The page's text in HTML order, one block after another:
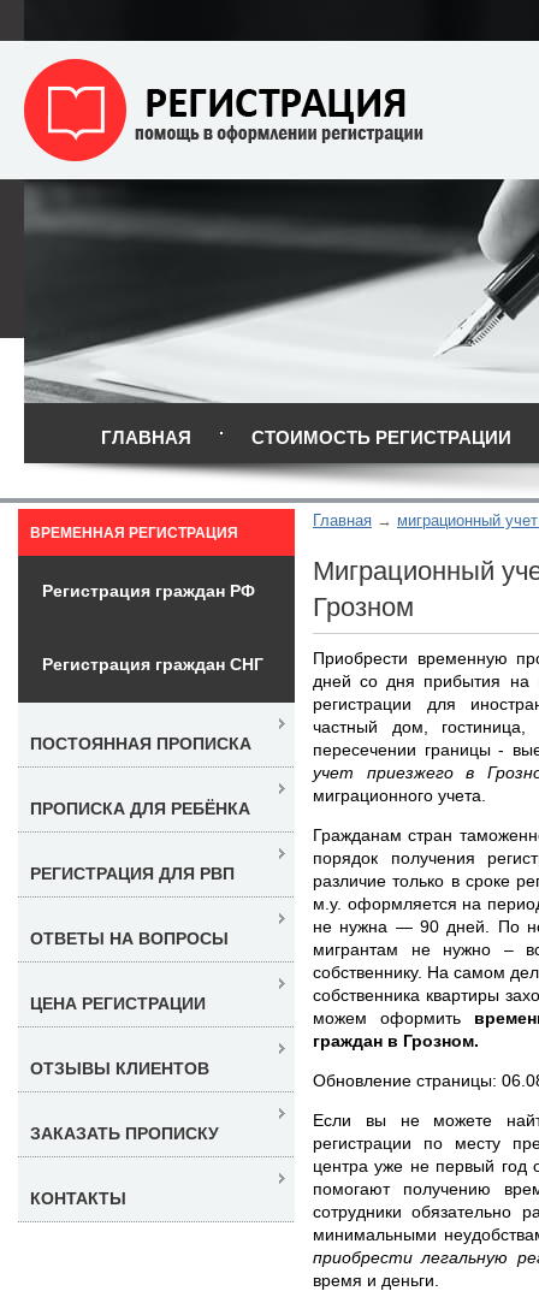
ГЛАВНАЯ СТОИМОСТЬ РЕГИСТРАЦИИ
Главная миграционный
Миграционный
Грозном
Приобрести временную
дней со дня прибытия на
регистрации для
частный дом,
пересечении границы -
учет приезжего в
миграционного учета.
Гражданам стран
порядок получения
различие только в сроке
м.у. оформляется на
не нужна — 90 дней. По
мигрантам не нужно –
собственнику. На самом
собственника квартиры
можем оформить
граждан в Грозном.
Обновление страницы:
Если вы не можете
регистрации по месту
центра уже не первый год
помогают получению
сотрудники обязательно
минимальными
приобрести легальную
время и деньги.
ВРЕМЕННАЯ РЕГИСТРАЦИЯ
Регистрация граждан РФ
Регистрация граждан СНГ
ПОСТОЯННАЯ ПРОПИСКА
ПРОПИСКА ДЛЯ РЕБЁНКА
РЕГИСТРАЦИЯ ДЛЯ РВП
ОТВЕТЫ НА ВОПРОСЫ
ЦЕНА РЕГИСТРАЦИИ
ОТЗЫВЫ КЛИЕНТОВ
ЗАКАЗАТЬ ПРОПИСКУ
КОНТАКТЫ